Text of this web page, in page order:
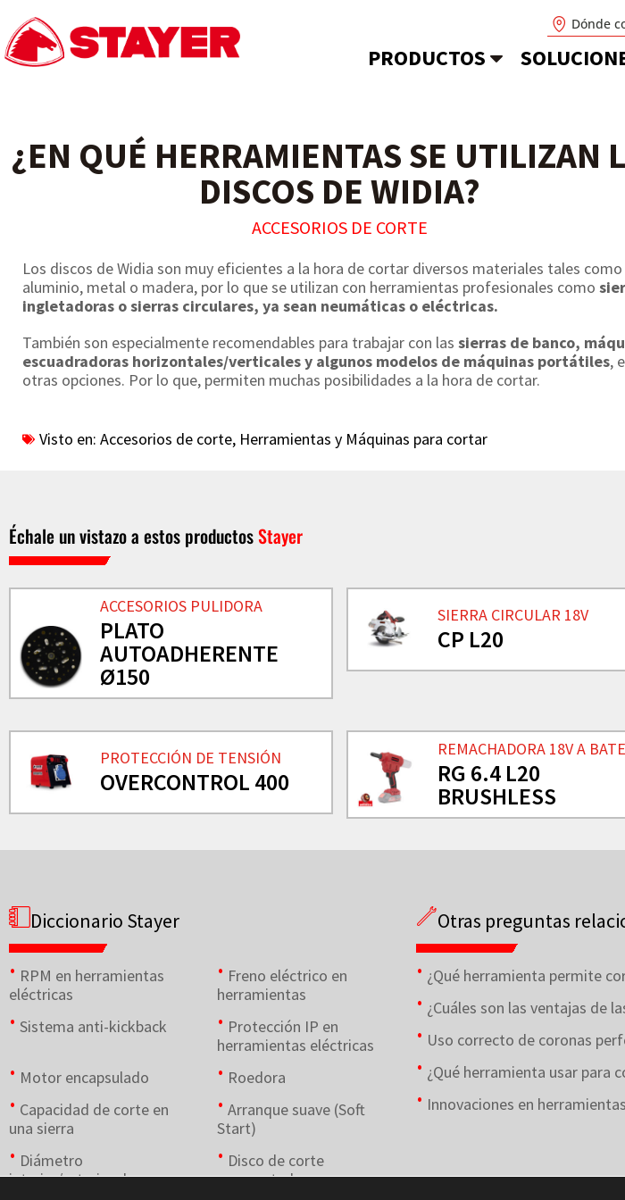
Dónde
PRODUCTOS
¿EN QUÉ HERRAMIENTAS SE UTILIZAN
DISCOS DE WIDIA?
ACCESORIOS DE CORTE
Los discos de Widia son muy eficientes a la hora de cortar diversos materiales tales como
aluminio, metal o madera, por lo que se utilizan con herramientas profesionales como
ingletadoras o sierras circulares, ya sean neumáticas o eléctricas.
También son especialmente recomendables para trabajar con las sierras de banco,
escuadradoras horizontales/verticales y algunos modelos de máquinas portátiles,
otras opciones. Por lo que, permiten muchas posibilidades a la hora de cortar.
Visto en: Accesorios de corte, Herramientas y Máquinas para cortar
Échale un vistazo a estos productosStayer
ACCESORIOS PULIDORA
PLATO
AUTOADHERENTE
Ø150
SIERRA CIRCULAR 18V
CP L20
PROTECCIÓN DE TENSIÓN
OVERCONTROL 400
REMACHADORA 18V A
RG 6.4 L20
BRUSHLESS
Diccionario Stayer
RPM en herramientas
eléctricas
Freno eléctrico en
herramientas
Sistema anti-kickback
Protección IP en
herramientas eléctricas
Motor encapsulado
Roedora
Capacidad de corte en
una sierra
Arranque suave (Soft
Start)
Diámetro
interior/exterior de un
Disco de corte
segmentado
Otras preguntas
¿Qué herramienta permite
¿Cuáles son las ventajas de
Uso correcto de coronas
¿Qué herramienta usar para
Innovaciones en